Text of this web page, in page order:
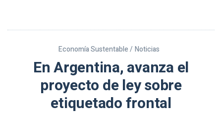
Economía Sustentable / Noticias
En Argentina, avanza el
proyecto de ley sobre
etiquetado frontal